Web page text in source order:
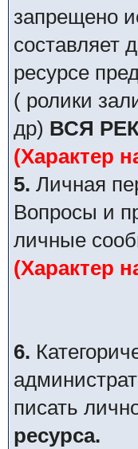
запрещено
составляет
ресурсе
( ролики
др) ВСЯ
(Характер
5. Личная
Вопросы и
личные
(Характер
6.
писать
ресурса.